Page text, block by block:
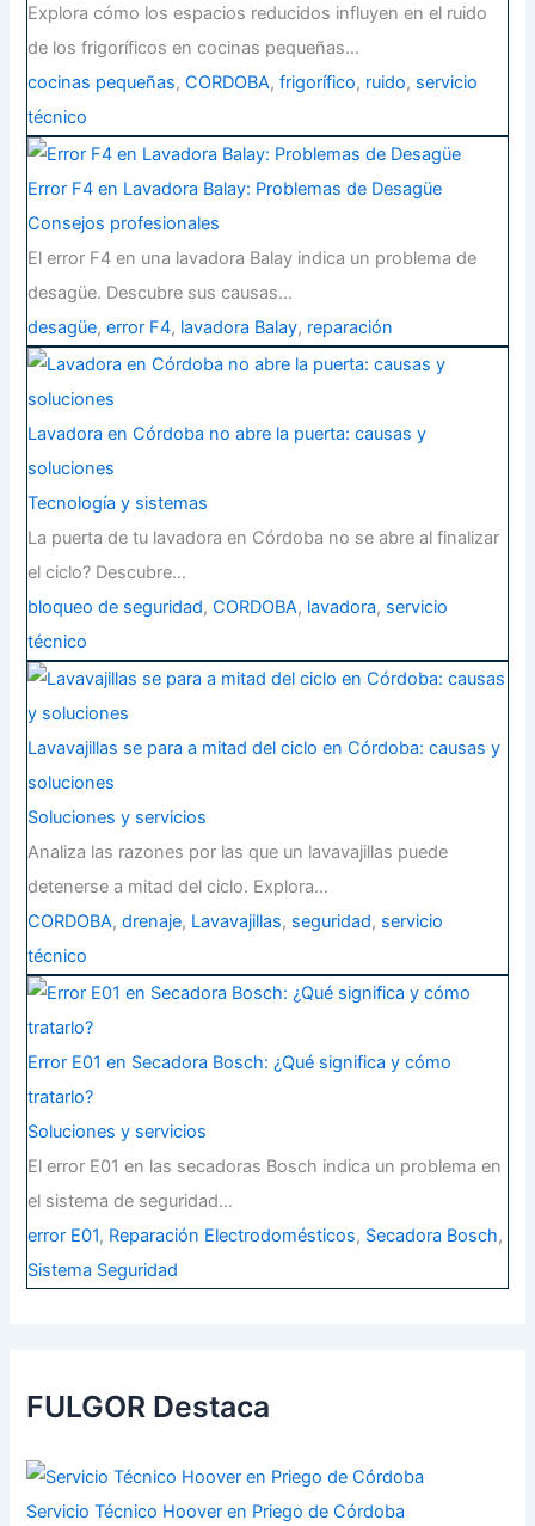
Explora cómo los espacios reducidos influyen en el ruido
de los frigoríficos en cocinas pequeñas…
cocinas pequeñas,CORDOBA,frigorífico, ruido, servicio
técnico
Error F4 en Lavadora Balay: Problemas de Desagüe
Consejos profesionales
El error F4 en una lavadora Balay indica un problema de
desagüe. Descubre sus causas…
desagüe,error F4, lavadora Balay, reparación
Lavadora en Córdoba no abre la puerta: causas y
soluciones
Tecnología y sistemas
La puerta de tu lavadora en Córdoba no se abre al finalizar
el ciclo? Descubre…
bloqueo de seguridad,CORDOBA, lavadora, servicio
técnico
Lavavajillas se para a mitad del ciclo en Córdoba: causas y
soluciones
Soluciones y servicios
Analiza las razones por las que un lavavajillas puede
detenerse a mitad del ciclo. Explora…
CORDOBA,drenaje, Lavavajillas, seguridad, servicio
técnico
Error E01 en Secadora Bosch: ¿Qué significa y cómo
tratarlo?
Soluciones y servicios
El error E01 en las secadoras Bosch indica un problema en
el sistema de seguridad…
error E01, Reparación Electrodomésticos, Secadora Bosch,
Sistema Seguridad
FULGOR Destaca
Servicio Técnico Hoover en Priego de Córdoba